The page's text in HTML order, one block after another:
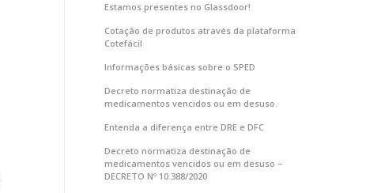
Estamos presentes no Glassdoor!
Cotação de produtos através da plataforma
Cotefácil
Informações básicas sobre o SPED
Decreto normatiza destinação de
medicamentos vencidos ou em desuso.
Entenda a diferença entre DRE e DFC
Decreto normatiza destinação de
medicamentos vencidos ou em desuso –
DECRETO Nº 10.388/2020